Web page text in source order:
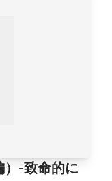
）-致命的に